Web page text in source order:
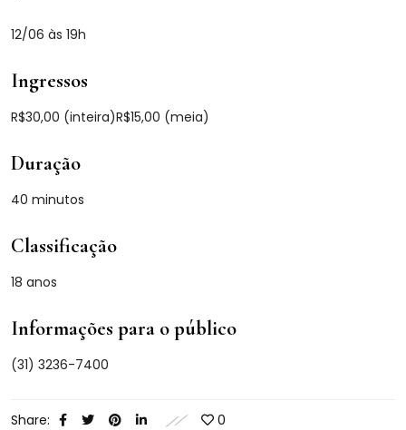
12/06 às 19h
Ingressos
R$30,00 (inteira)R$15,00 (meia)
Duração
40 minutos
Classificação
18 anos
Informações para o público
(31) 3236-7400
Share: 0